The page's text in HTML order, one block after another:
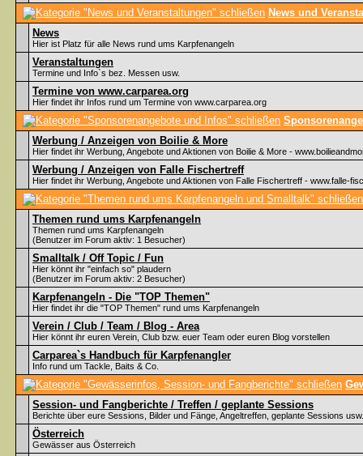
News und
News
Hier ist Platz für alle News rund ums Karpfenangeln
Veranstaltungen
Termine und Info`s bez. Messen usw.
Termine von www.carparea.org
Hier findet ihr Infos rund um Termine von www.carparea.org
Werbung / Anzeigen von Boilie & More
Hier findet ihr Werbung, Angebote und Aktionen von Boilie & More -
Werbung / Anzeigen von Falle Fischertreff
Hier findet ihr Werbung, Angebote und Aktionen von Falle Fischertreff - www.falle-
Themen rund ums Karpfenangeln
Themen rund ums Karpfenangeln
(Benutzer im Forum aktiv: 1 Besucher)
Smalltalk / Off Topic / Fun
Hier könnt ihr "einfach so" plaudern
(Benutzer im Forum aktiv: 2 Besucher)
Karpfenangeln - Die "TOP Themen"
Hier findet ihr die "TOP Themen" rund ums Karpfenangeln
Verein / Club / Team / Blog - Area
Hier könnt ihr euren Verein, Club bzw. euer Team oder euren Blog vorstellen
Carparea`s Handbuch für Karpfenangler
Info rund um Tackle, Baits & Co.
Session- und Fangberichte / Treffen / geplante Sessions
Berichte über eure Sessions, Bilder und Fänge, Angeltreffen, geplante Sessions usw.
Österreich
Gewässer aus Österreich